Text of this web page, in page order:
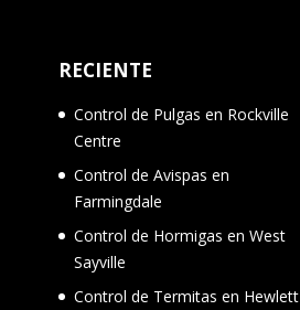
RECIENTE
Control de Pulgas en Rockville
Centre
Control de Avispas en
Farmingdale
Control de Hormigas en West
Sayville
Control de Termitas en Hewlett